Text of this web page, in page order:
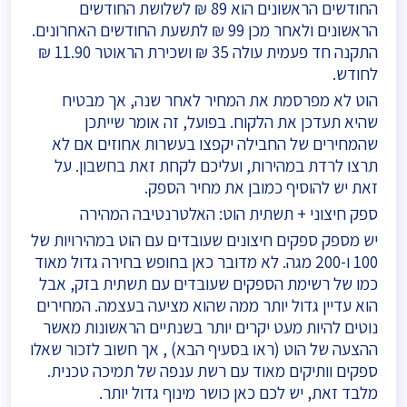
החודשים הראשונים הוא 89 ₪ לשלושת החודשים
הראשונים ולאחר מכן 99 ₪ לתשעת החודשים האחרונים.
התקנה חד פעמית עולה 35 ₪ ושכירת הראוטר 11.90 ₪
לחודש.
הוט לא מפרסמת את המחיר לאחר שנה, אך מבטיח
שהיא תעדכן את הלקוח. בפועל, זה אומר שייתכן
שהמחירים של החבילה יקפצו בעשרות אחוזים אם לא
תרצו לרדת במהירות, ועליכם לקחת זאת בחשבון. על
זאת יש להוסיף כמובן את מחיר הספק.
ספק חיצוני + תשתית הוט: האלטרנטיבה המהירה
יש מספק ספקים חיצונים שעובדים עם הוט במהירויות של
100 ו-200 מגה. לא מדובר כאן בחופש בחירה גדול מאוד
כמו של רשימת הספקים שעובדים עם תשתית בזק, אבל
הוא עדיין גדול יותר ממה שהוא מציעה בעצמה. המחירים
נוטים להיות מעט יקרים יותר בשנתיים הראשונות מאשר
ההצעה של הוט (ראו בסעיף הבא) , אך חשוב לזכור שאלו
ספקים וותיקים מאוד עם רשת ענפה של תמיכה טכנית.
מלבד זאת, יש לכם כאן כושר מינוף גדול יותר.